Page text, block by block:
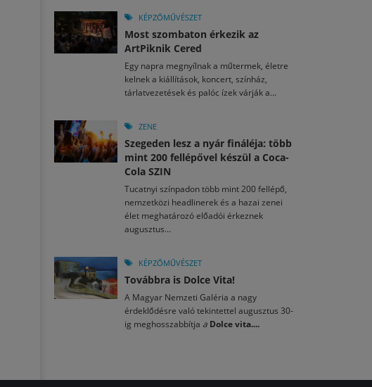
KÉPZŐMŰVÉSZET
Most szombaton érkezik az
ArtPiknik Cered
Egy napra megnyílnak a műtermek, életre
kelnek a kiállítások, koncert, színház,
tárlatvezetések és palóc ízek várják a...
ZENE
Szegeden lesz a nyár fináléja: több
mint 200 fellépővel készül a Coca-
Cola SZIN
Tucatnyi színpadon több mint 200 fellépő,
nemzetközi headlinerek és a hazai zenei
élet meghatározó előadói érkeznek
augusztus...
KÉPZŐMŰVÉSZET
Továbbra is Dolce Vita!
A Magyar Nemzeti Galéria a nagy
érdeklődésre való tekintettel augusztus 30-
ig meghosszabbítja a Dolce vita....